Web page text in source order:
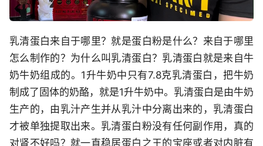
乳清蛋白来自于哪里？就是蛋白粉是什么？来自于哪里
怎么制作的？为什么叫乳清蛋白？乳清蛋白就是来自牛
奶牛奶组成的。1升牛奶中只有7.8克乳清蛋白，把牛奶
制成了固体的奶酪，就是1升牛奶中。乳清蛋白是由牛奶
生产的，由乳汁产生并从乳汁中分离出来的，乳清蛋白
才被单独提取出来。乳清蛋白粉没有任何副作用，真的
对肾不好吗？就一直稳居蛋白之王的宝座或者对内脏有